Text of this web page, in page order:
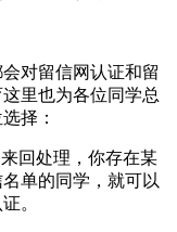
对留信网认证和留
里也为各位同学总
择：
回处理，你存在某
单的同学，就可以
。